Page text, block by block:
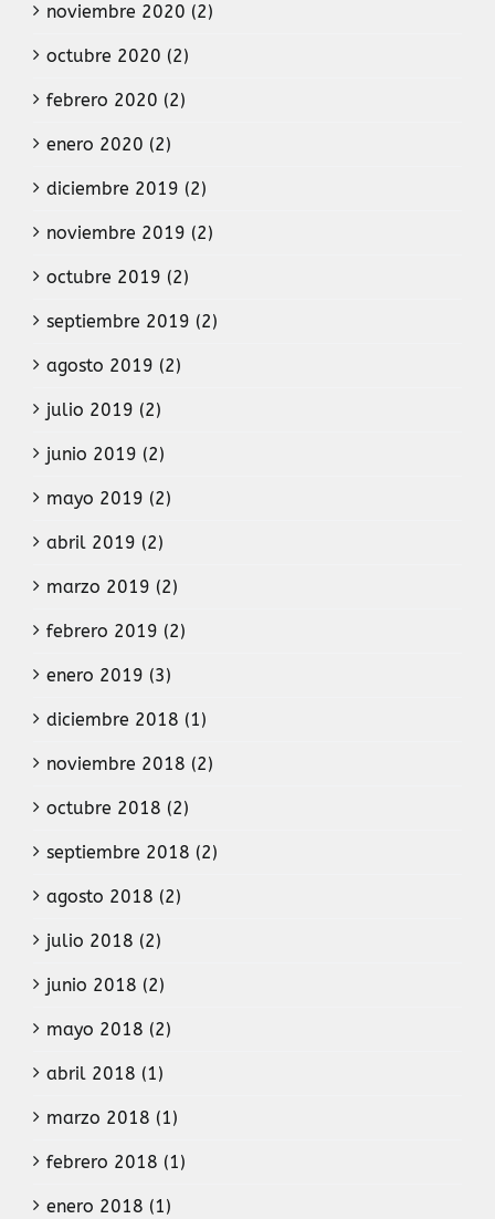
noviembre 2020 (2)
octubre 2020 (2)
febrero 2020 (2)
enero 2020 (2)
diciembre 2019 (2)
noviembre 2019 (2)
octubre 2019 (2)
septiembre 2019 (2)
agosto 2019 (2)
julio 2019 (2)
junio 2019 (2)
mayo 2019 (2)
abril 2019 (2)
marzo 2019 (2)
febrero 2019 (2)
enero 2019 (3)
diciembre 2018 (1)
noviembre 2018 (2)
octubre 2018 (2)
septiembre 2018 (2)
agosto 2018 (2)
julio 2018 (2)
junio 2018 (2)
mayo 2018 (2)
abril 2018 (1)
marzo 2018 (1)
febrero 2018 (1)
enero 2018 (1)